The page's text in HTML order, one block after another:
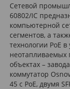
Сетевой
60802/IC
компьютерной
сегментов, а
технологии PoE
объектах –
коммутатор
45 с PoE, двумя